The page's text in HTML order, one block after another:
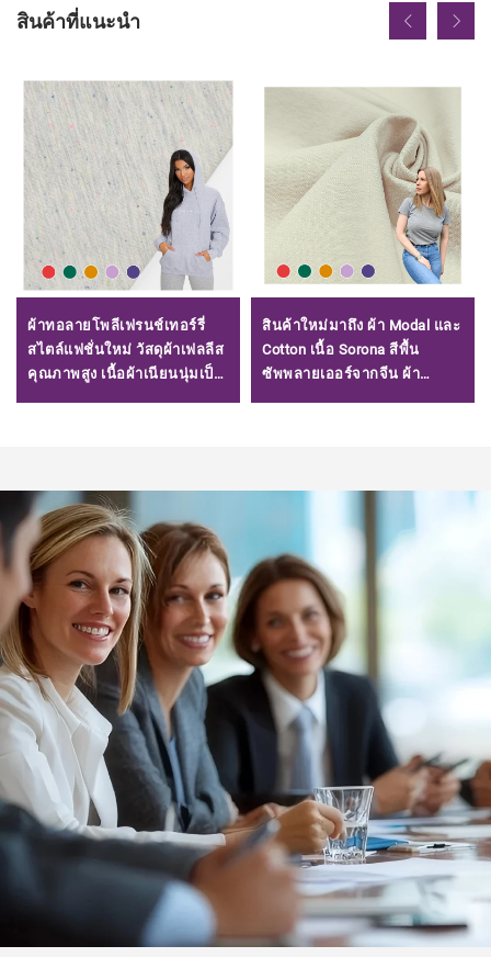
สินค้าที่แนะนำ
ผ้าทอลายโพลีเฟรนช์เทอร์รี่
สไตล์แฟชั่นใหม่ วัสดุผ้าเฟลลีส
คุณภาพสูง เนื้อผ้าเนียนนุ่มเป็น
สินค้าใหม่มาถึง ผ้า Modal และ
Cotton เนื้อ Sorona สีพื้น
ซัพพลายเออร์จากจีน ผ้า